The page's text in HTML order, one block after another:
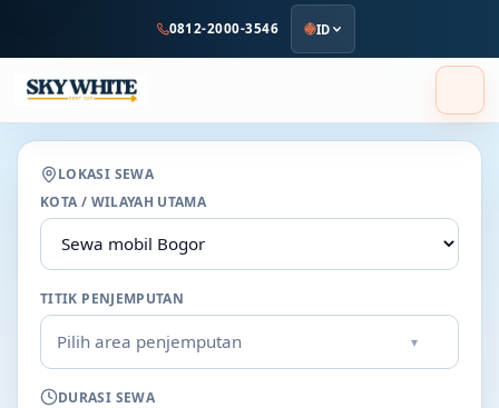
utama
0812-2000-3546 ID
LOKASI SEWA
KOTA / WILAYAH UTAMA
TITIK PENJEMPUTAN
Pilih area penjemputan ▾
DURASI SEWA